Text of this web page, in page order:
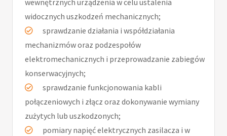
wewnętrznych urządzenia w celu ustalenia
widocznych uszkodzeń mechanicznych;
sprawdzanie działania i współdziałania
mechanizmów oraz podzespołów
elektromechanicznych i przeprowadzanie zabiegów
konserwacyjnych;
sprawdzanie funkcjonowania kabli
połączeniowych i złącz oraz dokonywanie wymiany
zużytych lub uszkodzonych;
pomiary napięć elektrycznych zasilacza i w